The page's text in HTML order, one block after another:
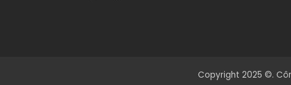
Copyright 2025 ©.